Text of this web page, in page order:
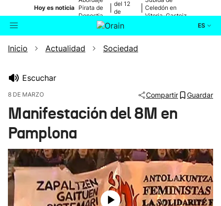
Hoy es noticia Pirata de
Donostia
del 12
de
Celedón en
Vitoria-Gasteiz
ES
Buscador Actualidad
Eguraldia
Inicio Actualidad Sociedad
Escuchar
8 DE MARZO Compartir Guardar
Manifestación del 8M en
Pamplona